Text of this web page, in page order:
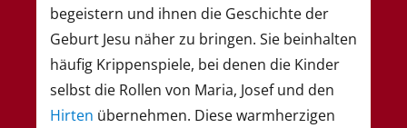
begeistern und ihnen die Geschichte der
Geburt Jesu näher zu bringen. Sie beinhalten
häufig Krippenspiele, bei denen die Kinder
selbst die Rollen von Maria, Josef und den
Hirten übernehmen. Diese warmherzigen